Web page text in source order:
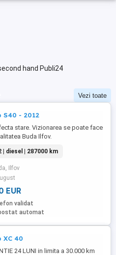
hand Publi24
Vezi toate
S40 - 2012
stare. Vizionarea se poate face
Buda Ilfov.
| diesel | 287000 km
Ilfov
EUR
validat
automat
XC 40
24 LUNI in limita a 30.000 km